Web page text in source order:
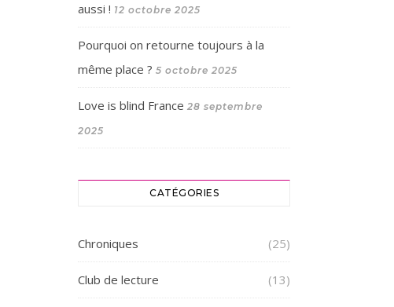
aussi ! 12 octobre 2025
Pourquoi on retourne toujours à la
même place ? 5 octobre 2025
Love is blind France 28 septembre
2025
CATÉGORIES
Chroniques (25)
Club de lecture (13)